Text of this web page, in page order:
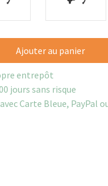
Ajouter au panier
entrepôt
jours sans risque
Carte Bleue, PayPal